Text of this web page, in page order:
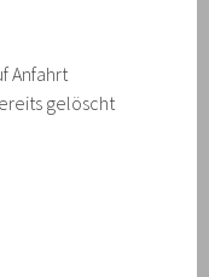
Anfahrt
gelöscht